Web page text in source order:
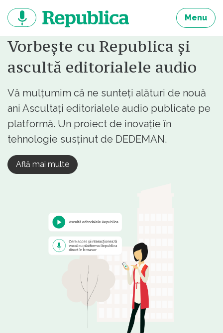
continut
Menu
Vorbește cu Republica și
ascultă editorialele audio
Vă mulțumim că ne sunteți alături de nouă
ani Ascultați editorialele audio publicate pe
platformă. Un proiect de inovație în
tehnologie susținut de DEDEMAN.
Află mai multe